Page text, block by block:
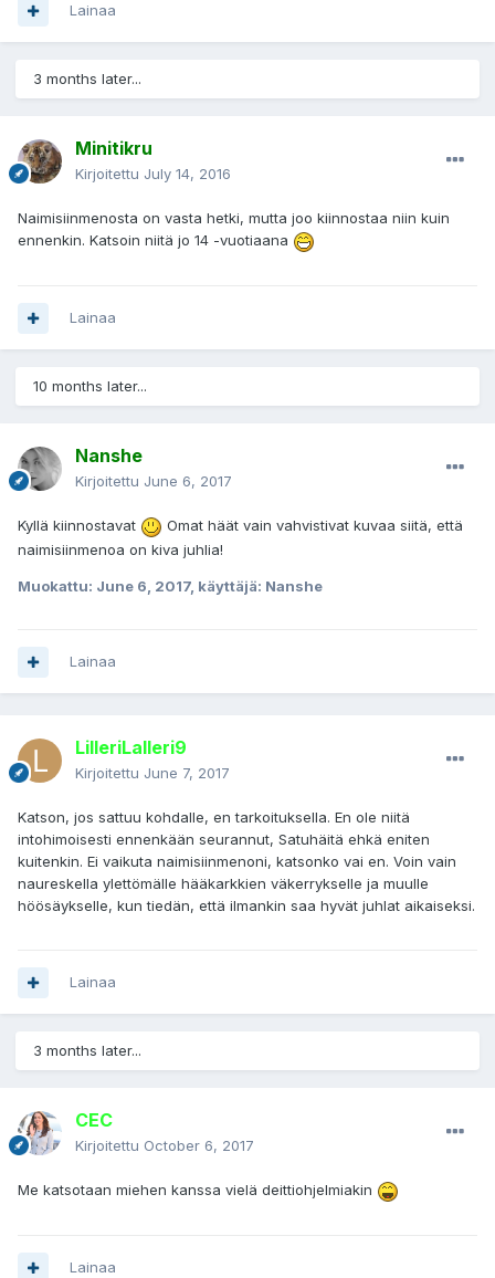
Lainaa
3 months later...
Minitikru
Kirjoitettu July 14, 2016
Naimisiinmenosta on vasta hetki, mutta joo kiinnostaa niin kuin
ennenkin. Katsoin niitä jo 14 -vuotiaana
Lainaa
10 months later...
Nanshe
Kirjoitettu June 6, 2017
Kyllä kiinnostavat
Omat häät vain vahvistivat kuvaa siitä, että
naimisiinmenoa on kiva juhlia!
Muokattu: June 6, 2017, käyttäjä: Nanshe
Lainaa
LilleriLalleri9
Kirjoitettu June 7, 2017
Katson, jos sattuu kohdalle, en tarkoituksella. En ole niitä
intohimoisesti ennenkään seurannut, Satuhäitä ehkä eniten
kuitenkin. Ei vaikuta naimisiinmenoni, katsonko vai en. Voin vain
naureskella ylettömälle hääkarkkien väkerrykselle ja muulle
höösäykselle, kun tiedän, että ilmankin saa hyvät juhlat aikaiseksi.
Lainaa
3 months later...
CEC
Kirjoitettu October 6, 2017
Me katsotaan miehen kanssa vielä deittiohjelmiakin
Lainaa